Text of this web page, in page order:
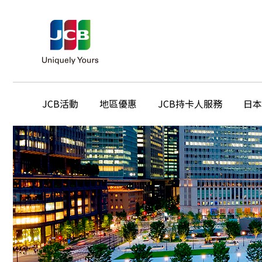
JCB活動 地區優惠 JCB持卡人服務 日